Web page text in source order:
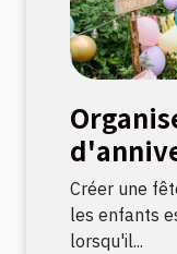
avec
sur le
Créer une
les enfants
lorsqu'il...